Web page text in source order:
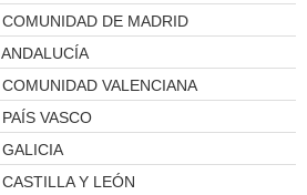
COMUNIDAD DE MADRID
ANDALUCÍA
COMUNIDAD VALENCIANA
PAÍS VASCO
GALICIA
CASTILLA Y LEÓN